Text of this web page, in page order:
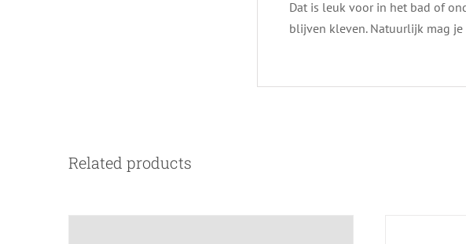
Dat is leuk voor in het bad of
blijven kleven. Natuurlijk mag
Related products